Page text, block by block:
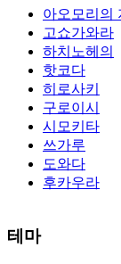
아오모리의
고쇼가와라
하치노헤의
핫코다
히로사키
구로이시
시모키타
쓰가루
도와다
후카우라
The alertness of
exam, you can do
테마